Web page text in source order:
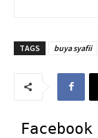
TAGS buya syafii
Facebook